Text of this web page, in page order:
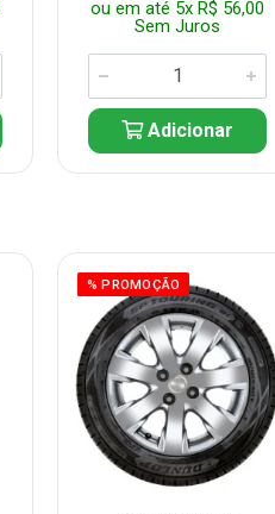
ou em até 5x R$ 56,00
Sem Juros
Adicionar
% PROMOÇÃO